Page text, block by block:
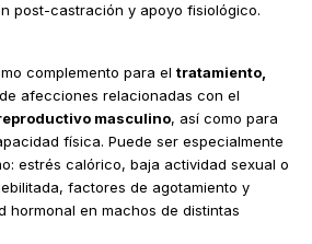
post-castración y apoyo fisiológico.
complemento para el tratamiento,
de afecciones relacionadas con el
masculino, así como para
física. Puede ser especialmente
estrés calórico, baja actividad sexual o
factores de agotamiento y
hormonal en machos de distintas